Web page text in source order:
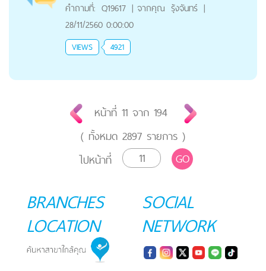
คำถามที่: Q19617 | จากคุณ รุ้งจันทร์ |
28/11/2560 0:00:00
VIEWS 4921
หน้าที่ 11จาก 194
( ทั้งหมด 2897 รายการ )
ไปหน้าที่
GO
BRANCHES
LOCATION
SOCIAL
NETWORK